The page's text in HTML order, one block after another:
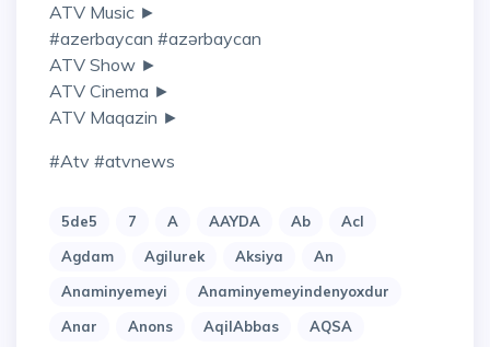
ATV Music ►
#azerbaycan #azərbaycan
ATV Show ►
ATV Cinema ►
ATV Maqazin ►
#atv #atvnews
5de5 7 A AAYDA Ab
Acl
Agdam
Agilurek Aksiya
An
Anaminyemeyi
Anaminyemeyindenyoxdur
Anar
Anons AqilAbbas
AQSA